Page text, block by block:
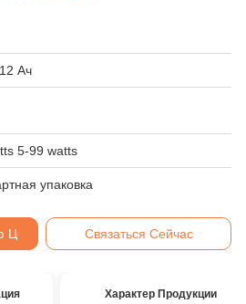
Ач
5-99 watts
упаковка
Цену Связаться Сейчас
Характер Продукции